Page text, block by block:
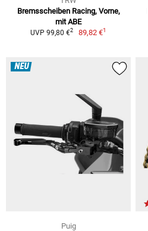
Bremsscheiben Racing, Vorne,
mit ABE
UVP 99,80 €2 89,82 €1
NEU
Puig